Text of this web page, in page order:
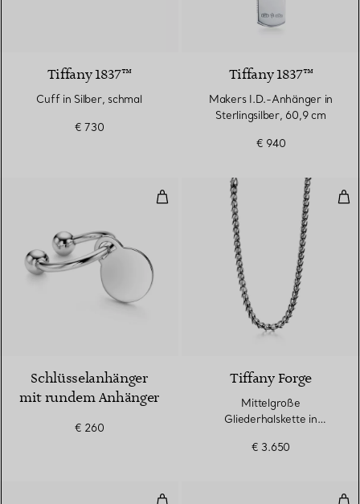
Tiffany 1837™
Cuff in Silber, schmal
€ 730
Tiffany 1837™
Makers I.D.-Anhänger in
Sterlingsilber, 60,9 cm
€ 940
Schlüsselanhänger mit rundem
Schlüsselanhänger
mit rundem Anhänger
€ 260
Tiffany Forge
Mittelgroße
Gliederhalskette in
€ 3.650
Gliederarmband aus